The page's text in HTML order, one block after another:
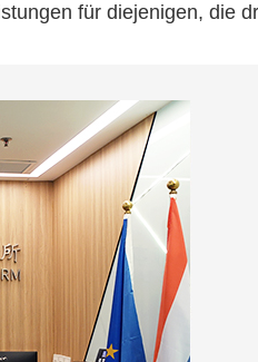
für diejenigen, die